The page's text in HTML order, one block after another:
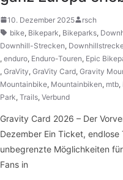
10. Dezember 2025
rsch
bike, Bikepark, Bikeparks,
Downhill-Strecken,
,enduro, Enduro-Touren, Epic
,GraVity,GraVity Card,Gravity
Mountainbike, Mountainbiken, mtb,
Park,Trails,Verbund
Gravity Card 2026 – Der
Dezember Ein Ticket, endlose
unbegrenzte Möglichkeiten
Fans in